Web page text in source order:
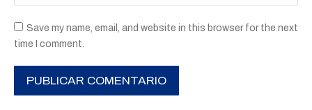
Save my name, email, and website in this browser for the next
time I comment.
PUBLICAR COMENTARIO